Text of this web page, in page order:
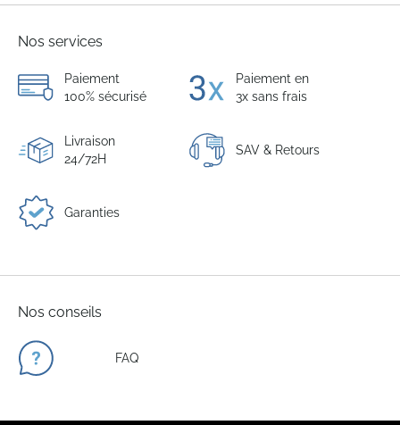
Nos services
Paiement
100% sécurisé
Paiement en
3x sans frais
Livraison
24/72H
SAV & Retours
Garanties
Nos conseils
FAQ